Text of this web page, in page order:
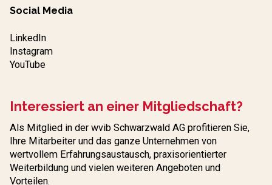
Social Media
LinkedIn
Instagram
YouTube
Interessiert an einer Mitgliedschaft?
Als Mitglied in der wvib Schwarzwald AG profitieren Sie,
Ihre Mitarbeiter und das ganze Unternehmen von
wertvollem Erfahrungs­austausch, praxisorientierter
Weiterbildung und vielen weiteren Angeboten und
Vorteilen.